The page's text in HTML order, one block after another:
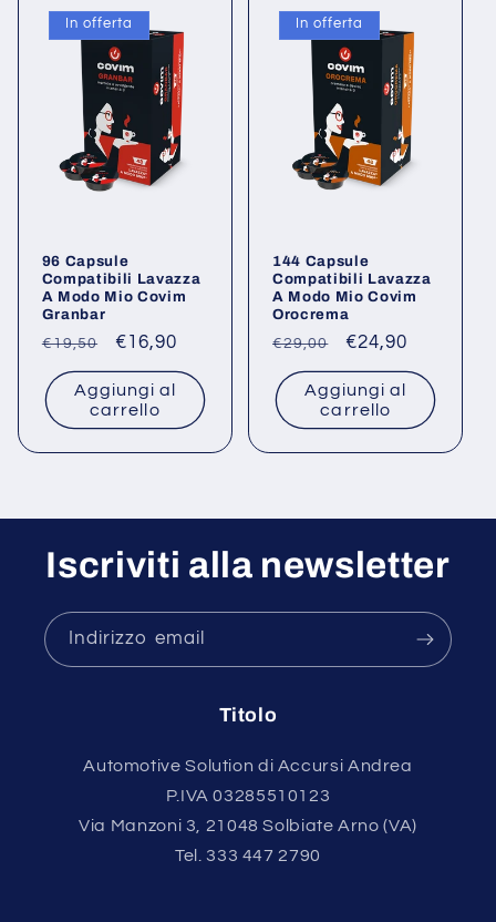
In offerta
96 Capsule
Compatibili Lavazza
A Modo Mio Covim
Granbar
Prezzo
listino
€19,50
Prezzo
scontato
€16,90
Aggiungi al
carrello
In offerta
144 Capsule
Compatibili Lavazza
A Modo Mio Covim
Orocrema
Prezzo
listino
€29,00
Prezzo
scontato
€24,90
Aggiungi al
carrello
Iscriviti alla newsletter
Indirizzo email
Titolo
Automotive Solution di Accursi Andrea
P.IVA 03285510123
Via Manzoni 3, 21048 Solbiate Arno (VA)
Tel. 333 447 2790